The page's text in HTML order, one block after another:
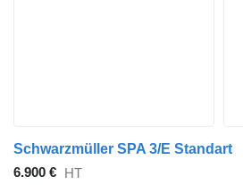
Schwarzmüller SPA 3/E Standart
6.900 € HT